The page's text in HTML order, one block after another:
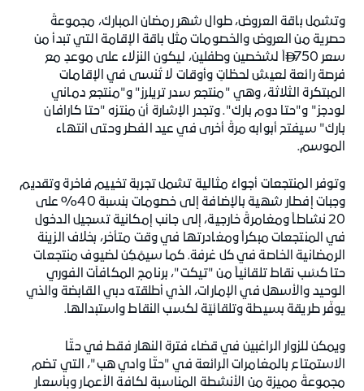
وتشمل باقة العروض، طوال شهر رمضان المبارك، مجموعةً
حصرية من العروض والخصومات مثل باقة الإقامة التي تبدأ من
سعر 750
اً لشخصين وطفلين، ليكون النزلاء على موعدٍ مع
فرصة رائعة لعيش لحظاتٍ وأوقات لا تُنسى في الإقامات
المبتكرة الثلاثة، وهي "منتجع سدر تريلرز" و"منتجع دماني
لودجز" و"حتا دوم بارك". وتجدر الإشارة أن منتزه "حتا كارافان
بارك" سيفتح أبوابه مرةً أخرى في عيد الفطر وحتى انتهاء
الموسم.
وتوفر المنتجعات أجواءً مثالية تشمل تجربة تخييم فاخرة وتقديم
وجبات إفطار شهية بالإضافة إلى خصومات بنسبة 40% على
20 نشاطاً ومغامرةً خارجية، إلى جانب إمكانية تسجيل الدخول
في المنتجعات مبكراً ومغادرتها في وقت متأخر، بخلاف الزينة
الرمضانية الخاصة في كل غرفة. كما سيمْكِن لضيوف منتجعات
حتا كسْب نقاط تلقائياً من "تيكت"، برنامج المكافآت الفوري
الوحيد والأسهل في الإمارات، الذي أطلقته دبي القابضة والذي
يوفّر طريقة بسيطة وتلقائيّة لكسب النقاط واستبدالها.
ويمكن للزوار الراغبين في قضاء فترة النهار فقط في حتّا
الاستمتاع بالمغامرات الرائعة في "حتّا وادي هب"، التي تضم
مجموعةً مميزة من الأنشطة المناسبة لكافة الأعمار وبأسعار